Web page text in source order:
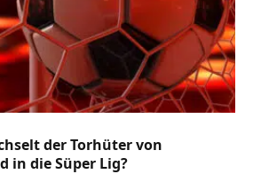
der Torhüter von
in die Süper Lig?